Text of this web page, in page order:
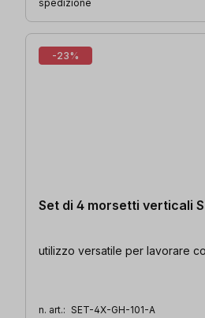
spedizione
-23%
Set di 4 morsetti verticali
utilizzo versatile per lavorare
n. art.: SET-4X-GH-101-A